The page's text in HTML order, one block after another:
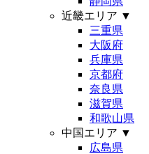
近畿エリア ▼
三重県
大阪府
兵庫県
京都府
奈良県
滋賀県
和歌山県
中国エリア ▼
広島県